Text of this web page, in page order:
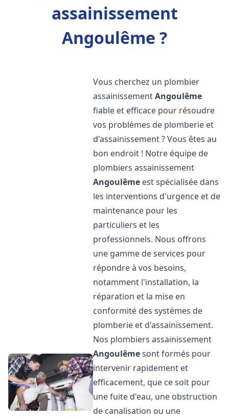
assainissement
Angoulême ?
Vous cherchez un plombier
assainissementAngoulême
fiable et efficace pour résoudre
vos problèmes de plomberie et
d'assainissement ? Vous êtes au
bon endroit ! Notre équipe de
plombiers assainissement
Angoulême est spécialisée dans
les interventions d'urgence et de
maintenance pour les
particuliers et les
professionnels. Nous offrons
une gamme de services pour
répondre à vos besoins,
notamment l'installation, la
réparation et la mise en
conformité des systèmes de
plomberie et d'assainissement.
Nos plombiers assainissement
Angoulêmesont formés pour
intervenir rapidement et
efficacement, que ce soit pour
une fuite d'eau, une obstruction
de canalisation ou une